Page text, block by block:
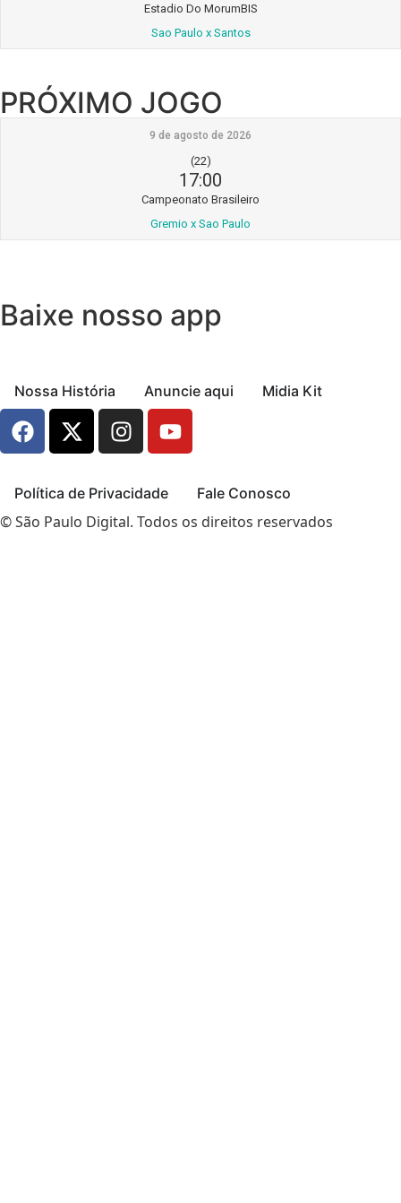
Estadio Do MorumBIS
Sao Paulo x Santos
PRÓXIMO JOGO
9 de agosto de 2026
(22)
17:00
Campeonato Brasileiro
Gremio x Sao Paulo
Baixe nosso app
Nossa História Anuncie aqui Midia Kit
Política de Privacidade Fale Conosco
© São Paulo Digital. Todos os direitos reservados